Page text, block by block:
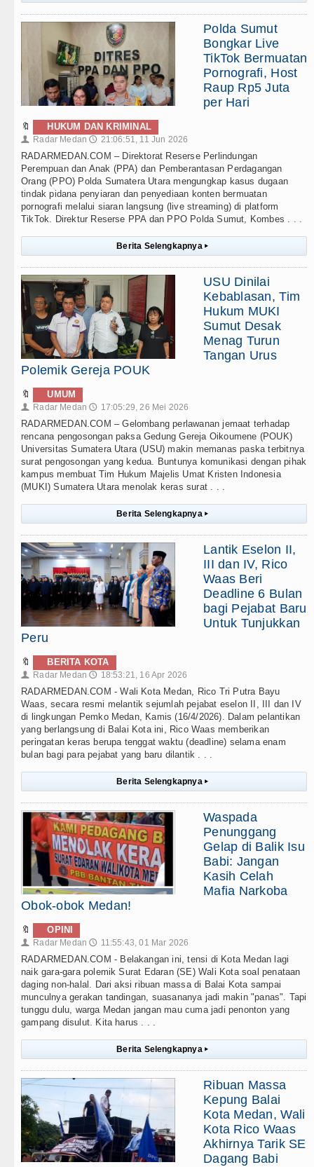
Polda Sumut
Bongkar Live
TikTok Bermuatan
Pornografi, Host
Raup Rp5 Juta
per Hari
🔖 HUKUM DAN KRIMINAL
👤 Radar Medan 🕔 21:06:51, 11 Jun 2026
RADARMEDAN.COM – Direktorat Reserse Perlindungan
Perempuan dan Anak (PPA) dan Pemberantasan Perdagangan
Orang (PPO) Polda Sumatera Utara mengungkap kasus dugaan
tindak pidana penyiaran dan penyediaan konten bermuatan
pornografi melalui siaran langsung (live streaming) di platform
TikTok. Direktur Reserse PPA dan PPO Polda Sumut, Kombes . . .
Berita Selengkapnya ▸
USU Dinilai
Kebablasan, Tim
Hukum MUKI
Sumut Desak
Menag Turun
Tangan Urus
Polemik Gereja POUK
🔖 UMUM
👤 Radar Medan 🕔 17:05:29, 26 Mei 2026
RADARMEDAN.COM – Gelombang perlawanan jemaat terhadap
rencana pengosongan paksa Gedung Gereja Oikoumene (POUK)
Universitas Sumatera Utara (USU) makin memanas paska terbitnya
surat pengosongan yang kedua. Buntunya komunikasi dengan pihak
kampus membuat Tim Hukum Majelis Umat Kristen Indonesia
(MUKI) Sumatera Utara menolak keras surat . . .
Berita Selengkapnya ▸
Lantik Eselon II,
III dan IV, Rico
Waas Beri
Deadline 6 Bulan
bagi Pejabat Baru
Untuk Tunjukkan
Peru
🔖 BERITA KOTA
👤 Radar Medan 🕔 18:53:21, 16 Apr 2026
RADARMEDAN.COM - Wali Kota Medan, Rico Tri Putra Bayu
Waas, secara resmi melantik sejumlah pejabat eselon II, III dan IV
di lingkungan Pemko Medan, Kamis (16/4/2026). Dalam pelantikan
yang berlangsung di Balai Kota ini, Rico Waas memberikan
peringatan keras berupa tenggat waktu (deadline) selama enam
bulan bagi para pejabat yang baru dilantik . . .
Berita Selengkapnya ▸
Waspada
Penunggang
Gelap di Balik Isu
Babi: Jangan
Kasih Celah
Mafia Narkoba
Obok-obok Medan!
🔖 OPINI
👤 Radar Medan 🕔 11:55:43, 01 Mar 2026
RADARMEDAN.COM - Belakangan ini, tensi di Kota Medan lagi
naik gara-gara polemik Surat Edaran (SE) Wali Kota soal penataan
daging non-halal. Dari aksi ribuan massa di Balai Kota sampai
munculnya gerakan tandingan, suasananya jadi makin "panas". Tapi
tunggu dulu, warga Medan jangan mau cuma jadi penonton yang
gampang disulut. Kita harus . . .
Berita Selengkapnya ▸
Ribuan Massa
Kepung Balai
Kota Medan, Wali
Kota Rico Waas
Akhirnya Tarik SE
Dagang Babi